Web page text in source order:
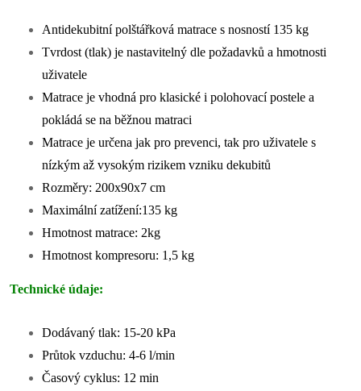
Antidekubitní polštářková matrace s nosností 135 kg
Tvrdost (tlak) je nastavitelný dle požadavků a hmotnosti
uživatele
Matrace je vhodná pro klasické i polohovací postele a
pokládá se na běžnou matraci
Matrace je určena jak pro prevenci, tak pro uživatele s
nízkým až vysokým rizikem vzniku dekubitů
Rozměry: 200x90x7 cm
Maximální zatížení:135 kg
Hmotnost matrace: 2kg
Hmotnost kompresoru: 1,5 kg
Technické údaje:
Dodávaný tlak: 15-20 kPa
Průtok vzduchu: 4-6 l/min
Časový cyklus: 12 min